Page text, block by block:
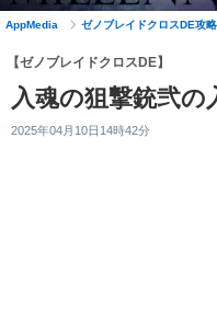
AppMedia ゼノブレイドクロスDE攻
【ゼノブレイドクロスDE】
入魂の狙撃銃弐の
2025年04月10日14時42分